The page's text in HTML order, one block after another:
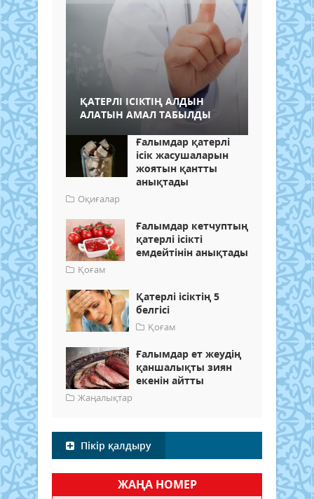
​ҚАТЕРЛІ ІСІКТІҢ АЛДЫН
АЛАТЫН АМАЛ ТАБЫЛДЫ
Ғалымдар қатерлі
ісік жасушаларын
жоятын қантты
анықтады
Оқиғалар
Ғалымдар кетчуптың
қатерлі ісікті
емдейтінін анықтады
Қоғам
Қатерлі ісіктің 5
белгісі
Қоғам
Ғалымдар ет жеудің
қаншалықты зиян
екенін айтты
Жаңалықтар
Пікір қалдыру
ЖАҢА НОМЕР